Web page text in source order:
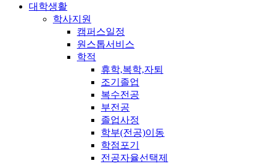
대학생활
학사지원
캠퍼스일정
원스톱서비스
학적
휴학,복학,자퇴
조기졸업
복수전공
부전공
졸업사정
학부(전공)이동
학점포기
전공자율선택제